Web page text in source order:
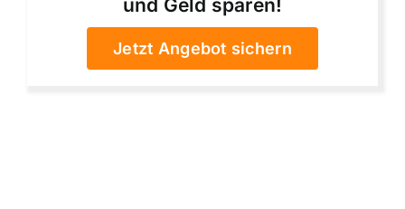
und Geld sparen!
Jetzt Angebot sichern